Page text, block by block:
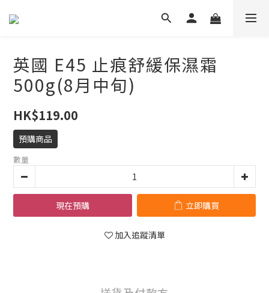
英國 E45 止痕舒緩保濕霜
500g(8月中旬)
HK$119.00
預購商品
數量
現在預購 立即購買
加入追蹤清單